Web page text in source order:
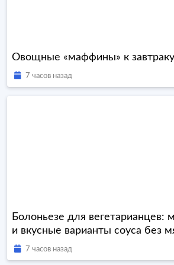
Овощные «маффины» к завтраку
7 часов назад
Болоньезе для вегетарианцев:
и вкусные варианты соуса без
7 часов назад